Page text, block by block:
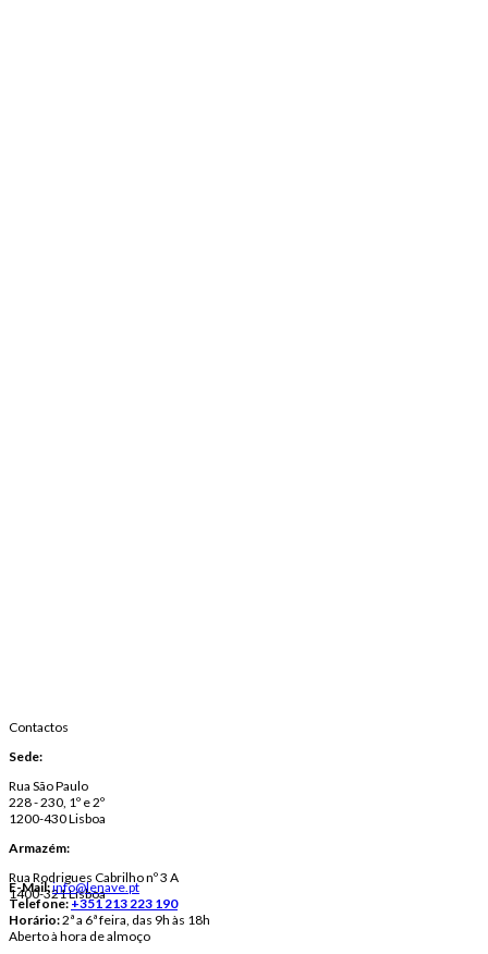
Contactos
Sede:
Rua São Paulo
228 - 230, 1º e 2º
1200-430 Lisboa
Armazém:
Rua Rodrigues Cabrilho nº 3 A
1400-321 Lisboa
E-Mail:info@lenave.pt
Telefone:+351 213 223 190
Horário:2ª a 6ª feira, das 9h às 18h
Aberto à hora de almoço